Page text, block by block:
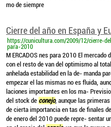
mo de siempre
Cierre del año en España y
https://cunicultura.com/2009/12/cierre-
para-2010
M ERCADOS nes para 2010 El mercado
con el resto de van del optimismo al
anhelada estabilidad en la de- manda
empezar el las mismas no es fluida,
laciones importantes en los ma-
del stock de conejo, aunque las
de cierta importancia en tas de finales
de enero del 2010 puede repre- sentar